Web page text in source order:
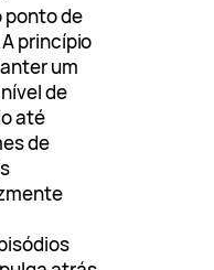
ponto de
princípio
um
de
até
de